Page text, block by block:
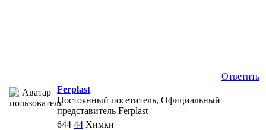
Ответить
Ferplast
Постоянный посетитель, Официальный
представитель Ferplast
644 44 Химки